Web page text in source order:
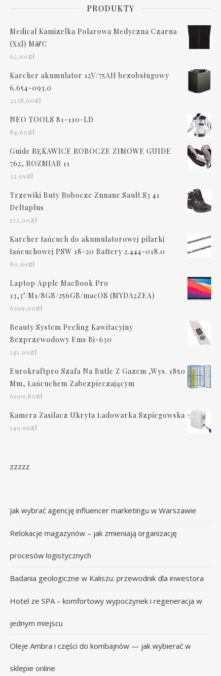
PRODUKTY
Medical Kamizelka Polarowa Medyczna Czarna
(Xxl) M&C
62,00zł
Karcher akumulator 12V/75AH bezobsługowy
6.654-093.0
2238,60zł
NEO TOOLS 81-110-LD
84,60zł
Guide RĘKAWICE ROBOCZE ZIMOWE GUIDE
762, ROZMIAR 11
32,99zł
Trzewiki Buty Robocze Znnane Sault S3 41
Deltaplus
172,00zł
Karcher łańcuch do akumulatorowej pilarki
łańcuchowej PSW 18-20 Battery 2.444-018.0
80,99zł
Laptop Apple MacBook Pro
13,3"/M1/8GB/256GB/macOS (MYDA2ZEA)
6299,00zł
Beauty System Peeling Kawitacyjny
Bezprzewodowy Ems Bi-630
141,90zł
Eurokraftpro Szafa Na Butle Z Gazem ,Wys. 1850
Mm, Łańcuchem Zabezpieczającym
6100,80zł
Kamera Zasilacz Ukryta Ładowarka Szpiegowska
149,99zł
zzzzz
Jak wybrać agencję influencer marketingu w Warszawie
Relokacje magazynów – jak zmieniają organizację
procesów logistycznych
Badania geologiczne w Kaliszu: przewodnik dla inwestora
Hotel ze SPA – komfortowy wypoczynek i regeneracja w
jednym miejscu
Oleje Ambra i części do kombajnów — jak wybierać w
sklepie online